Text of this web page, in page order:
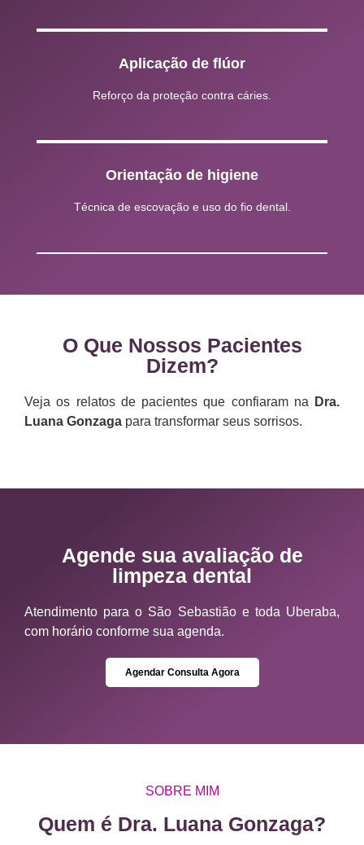
Aplicação de flúor
Reforço da proteção contra cáries.
Orientação de higiene
Técnica de escovação e uso do fio dental.
O Que Nossos Pacientes
Dizem?
Veja os relatos de pacientes que confiaram na
Dra.
Luana Gonzaga para transformar seus sorrisos.
Agende sua avaliação de
limpeza dental
Atendimento para o São Sebastião e toda Uberaba,
com horário conforme sua agenda.
Agendar Consulta Agora
SOBRE MIM
Quem é Dra. Luana Gonzaga?​